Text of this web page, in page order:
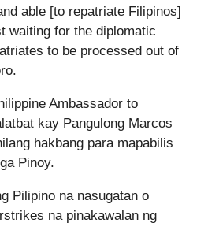
able [to repatriate Filipinos]
waiting for the diplomatic
to be processed out of
Ambassador to
kay Pangulong Marcos
hakbang para mapabilis
Pinoy.
Pilipino na nasugatan o
na pinakawalan ng